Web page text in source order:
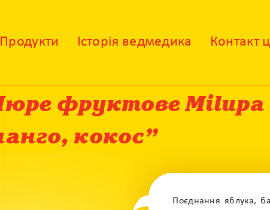
Продукти Історія ведмедика Контакт
фруктове Milupa
кокос”
Поєднання яблука,